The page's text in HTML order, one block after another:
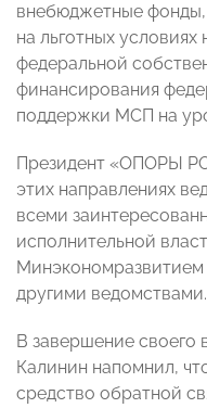
внебюджетные
на льготных
федеральной
финансирования
поддержки МСП на
Президент «ОПОРЫ
этих направлениях
всеми
исполнительной
другими ведомствами.
В завершение своего
Калинин напомнил,
средство обратной